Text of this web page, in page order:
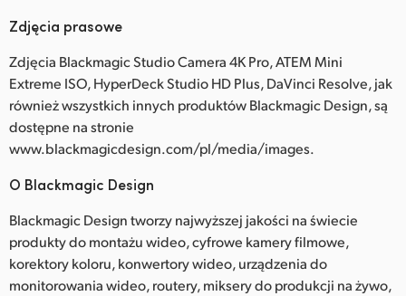
Zdjęcia prasowe
Zdjęcia Blackmagic Studio Camera 4K Pro, ATEM Mini
Extreme ISO, HyperDeck Studio HD Plus, DaVinci Resolve, jak
również wszystkich innych produktów Blackmagic Design, są
dostępne na stronie
www.blackmagicdesign.com/pl/media/images.
O Blackmagic Design
Blackmagic Design tworzy najwyższej jakości na świecie
produkty do montażu wideo, cyfrowe kamery filmowe,
korektory koloru, konwertory wideo, urządzenia do
monitorowania wideo, routery, miksery do produkcji na żywo,